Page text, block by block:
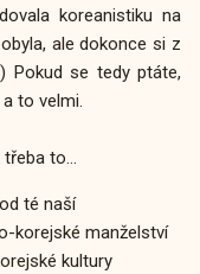
koreanistiku na
ale dokonce si z
Pokud se tedy ptáte,
to velmi.
třeba to...
té naší
korejské manželství
kultury